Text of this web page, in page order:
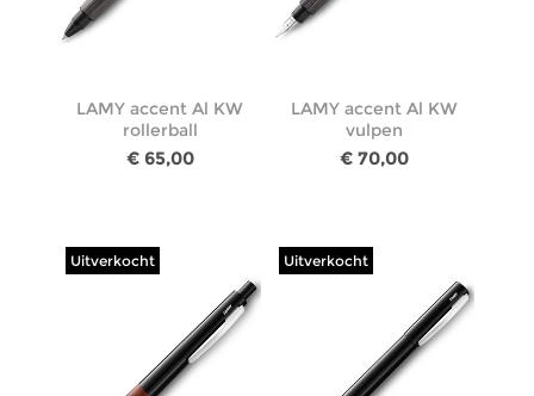
LAMY accent Al KW
rollerball
€ 65,00
LAMY accent Al KW
vulpen
€ 70,00
Uitverkocht Uitverkocht